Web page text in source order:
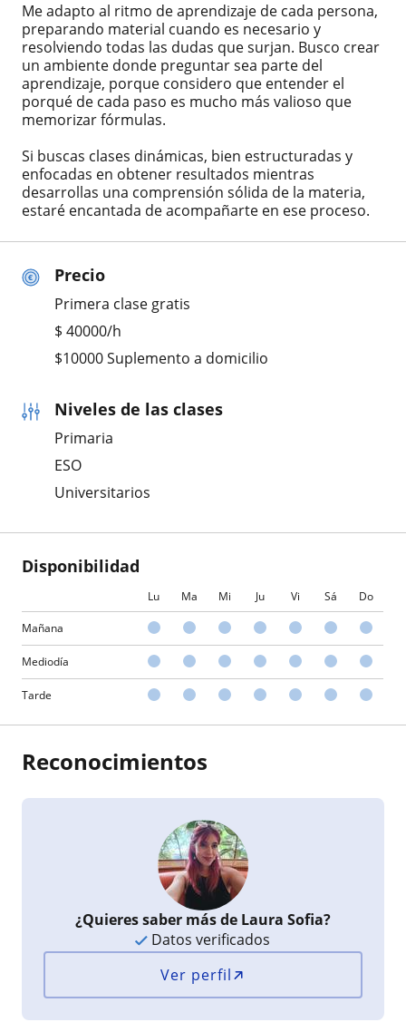
Precio
Primera clase gratis
$ 40000/h
$10000 Suplemento a domicilio
Niveles de las clases
Primaria
ESO
Universitarios
Disponibilidad
Lu Ma Mi Ju Vi Sá Do
Mañana
Mediodía
Tarde
Me adapto al ritmo de aprendizaje de cada persona,
preparando material cuando es necesario y
resolviendo todas las dudas que surjan. Busco crear
un ambiente donde preguntar sea parte del
aprendizaje, porque considero que entender el
porqué de cada paso es mucho más valioso que
memorizar fórmulas.
Si buscas clases dinámicas, bien estructuradas y
enfocadas en obtener resultados mientras
desarrollas una comprensión sólida de la materia,
estaré encantada de acompañarte en ese proceso.
Reconocimientos
¿Quieres saber más de Laura Sofia?
Datos verificados
Ver perfil